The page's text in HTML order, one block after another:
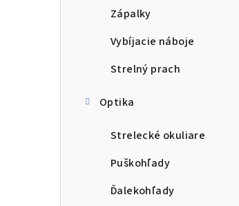
Zápalky
Vybíjacie náboje
Strelný prach
Optika
Strelecké okuliare
Puškohľady
Ďalekohľady